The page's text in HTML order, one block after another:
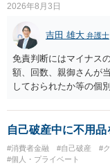
2026年8月3日
吉田 雄大 弁護士
免責判断にはマイナス
額、回数、親御さんが
しておられたか等の個
なって相談し、善後策
自己破産中に不用
#消費者金融 #自己破産 #
#個人・プライベート